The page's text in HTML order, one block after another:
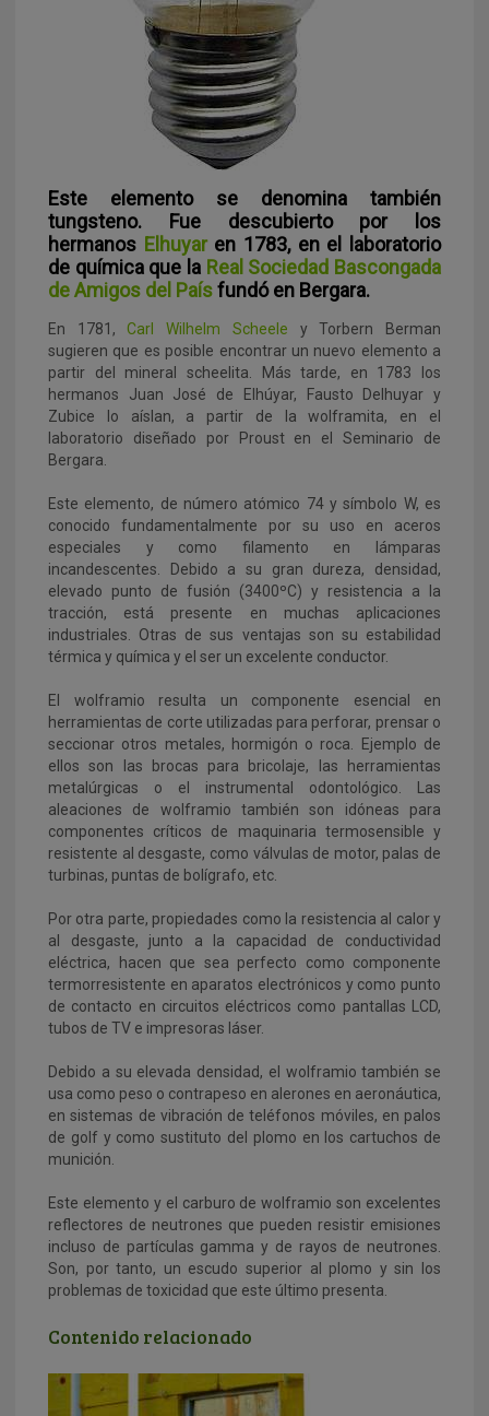
Este elemento se denomina también
tungsteno. Fue descubierto por los
hermanos Elhuyaren 1783, en el laboratorio
de química que la Real Sociedad Bascongada
de Amigos del Paísfundó en Bergara.
En 1781,Carl Wilhelm Scheele y Torbern Berman
sugieren que es posible encontrar un nuevo elemento a
partir del mineral scheelita. Más tarde, en 1783 los
hermanos Juan José de Elhúyar, Fausto Delhuyar y
Zubice lo aíslan, a partir de la wolframita, en el
laboratorio diseñado por Proust en el Seminario de
Bergara.
Este elemento, de número atómico 74 y símbolo W, es
conocido fundamentalmente por su uso en aceros
especiales y como filamento en lámparas
incandescentes. Debido a su gran dureza, densidad,
elevado punto de fusión (3400ºC) y resistencia a la
tracción, está presente en muchas aplicaciones
industriales. Otras de sus ventajas son su estabilidad
térmica y química y el ser un excelente conductor.
El wolframio resulta un componente esencial en
herramientas de corte utilizadas para perforar, prensar o
seccionar otros metales, hormigón o roca. Ejemplo de
ellos son las brocas para bricolaje, las herramientas
metalúrgicas o el instrumental odontológico. Las
aleaciones de wolframio también son idóneas para
componentes críticos de maquinaria termosensible y
resistente al desgaste, como válvulas de motor, palas de
turbinas, puntas de bolígrafo, etc.
Por otra parte, propiedades como la resistencia al calor y
al desgaste, junto a la capacidad de conductividad
eléctrica, hacen que sea perfecto como componente
termorresistente en aparatos electrónicos y como punto
de contacto en circuitos eléctricos como pantallas LCD,
tubos de TV e impresoras láser.
Debido a su elevada densidad, el wolframio también se
usa como peso o contrapeso en alerones en aeronáutica,
en sistemas de vibración de teléfonos móviles, en palos
de golf y como sustituto del plomo en los cartuchos de
munición.
Este elemento y el carburo de wolframio son excelentes
reflectores de neutrones que pueden resistir emisiones
incluso de partículas gamma y de rayos de neutrones.
Son, por tanto, un escudo superior al plomo y sin los
problemas de toxicidad que este último presenta.
Contenido relacionado